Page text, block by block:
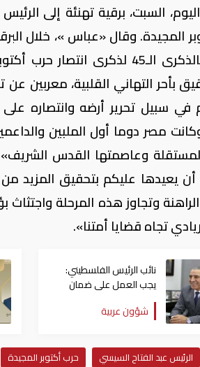
السبت، برقية تهنئة إلى
حرب أكتوبر المجيدة. وقال «عباس »،
الفلسطينية «وفا»:«بمناسبة احتفالكم
التهاني القلبية، معربين عن
سبيل تحرير أرضه وانتصاره على
مصر دوما أول الملبين
المستقلة وعاصمتها القدس
أن يعيدها عليكم بتحقيق المزيد
وتجاوز هذه المرحلة واجتثاث
تجاه قضايا أمتنا».
نائب الرئيس الفلسطيني:
يجب العمل على ضمان
عدم تجدد الحرب في قطاع
غزة
شؤون عربية
الرئيس عبد الفتاح السيسي حرب أكتوبر المجيدة